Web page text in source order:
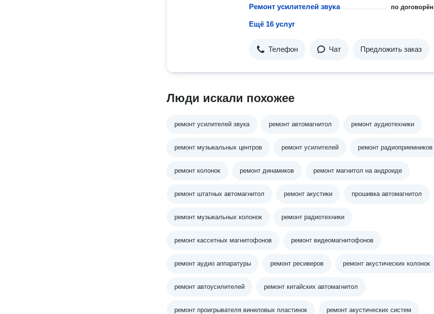
Ремонт усилителей звука по
Ещё 16 услуг
Телефон Чат Предложить заказ
Люди искали похожее
ремонт усилителей звука ремонт автомагнитол ремонт аудиотехники
ремонт музыкальных центров ремонт усилителей ремонт радиоприемников
ремонт колонок ремонт динамиков ремонт магнитол на андроиде
ремонт штатных автомагнитол ремонт акустики прошивка автомагнитол
ремонт музыкальных колонок ремонт радиотехники
ремонт кассетных магнитофонов ремонт видеомагнитофонов
ремонт аудио аппаратуры ремонт ресиверов ремонт акустических колонок
ремонт автоусилителей ремонт китайских автомагнитол
ремонт проигрывателя виниловых пластинок ремонт акустических систем